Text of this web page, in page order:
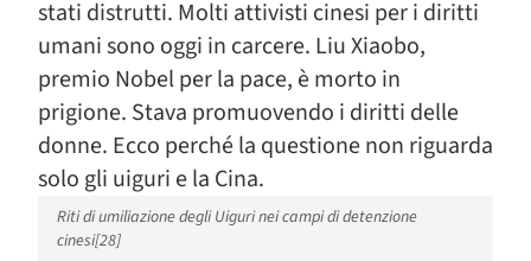
stati distrutti. Molti attivisti cinesi per i diritti
umani sono oggi in carcere. Liu Xiaobo,
premio Nobel per la pace, è morto in
prigione. Stava promuovendo i diritti delle
donne. Ecco perché la questione non riguarda
solo gli uiguri e la Cina.
Riti di umiliazione degli Uiguri nei campi di detenzione
cinesi[28]